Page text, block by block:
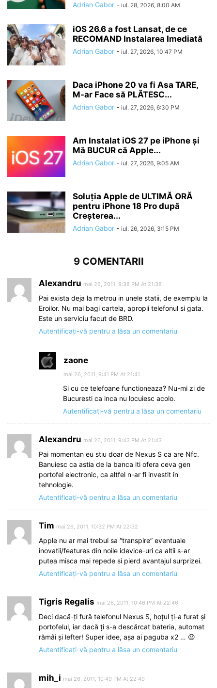
Adrian Gabor - iul. 28, 2026, 8:00 AM
iOS 26.6 a fost Lansat, de ce
RECOMAND Instalarea Imediată
Adrian Gabor - iul. 27, 2026, 10:47 PM
Daca iPhone 20 va fi Asa TARE,
M-ar Face să PLĂTESC...
Adrian Gabor - iul. 27, 2026, 6:30 PM
Am Instalat iOS 27 pe iPhone și
Mă BUCUR că Apple...
Adrian Gabor - iul. 27, 2026, 9:05 AM
Soluția Apple de ULTIMĂ ORĂ
pentru iPhone 18 Pro după
Creșterea...
Adrian Gabor - iul. 26, 2026, 3:15 PM
9 COMENTARII
Alexandru mai 26, 2011, 9:38 PM At 21:38
Pai exista deja la metrou in unele statii, de exemplu la
Eroilor. Nu mai bagi cartela, apropii telefonul si gata.
Este un serviciu facut de BRD.
Autentificați-vă pentru a lăsa un comentariu
zaone
mai 26, 2011, 9:41 PM At 21:41
Si cu ce telefoane functioneaza? Nu-mi zi de
Bucuresti ca inca nu locuiesc acolo.
Autentificați-vă pentru a lăsa un comentariu
Alexandru mai 26, 2011, 9:43 PM At 21:43
Pai momentan eu stiu doar de Nexus S ca are Nfc.
Banuiesc ca astia de la banca iti ofera ceva gen
portofel electronic, ca altfel n-ar fi investit in
tehnologie.
Autentificați-vă pentru a lăsa un comentariu
Tim mai 26, 2011, 10:32 PM At 22:32
Apple nu ar mai trebui sa “transpire” eventuale
inovatii/features din noile idevice-uri ca altii s-ar
putea misca mai repede si pierd avantajul surprizei.
Autentificați-vă pentru a lăsa un comentariu
Tigris Regalis mai 26, 2011, 10:46 PM At 22:46
Deci dacă-ți fură telefonul Nexus S, hoțul ți-a furat și
portofelul, iar dacă ți s-a descărcat bateria, automat
rămâi și lefter! Super idee, așa ai paguba x2 … 😐
Autentificați-vă pentru a lăsa un comentariu
mih_i mai 26, 2011, 10:49 PM At 22:49